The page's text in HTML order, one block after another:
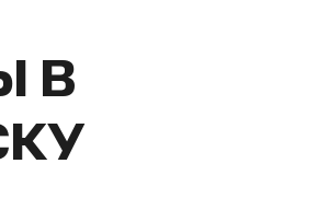
В